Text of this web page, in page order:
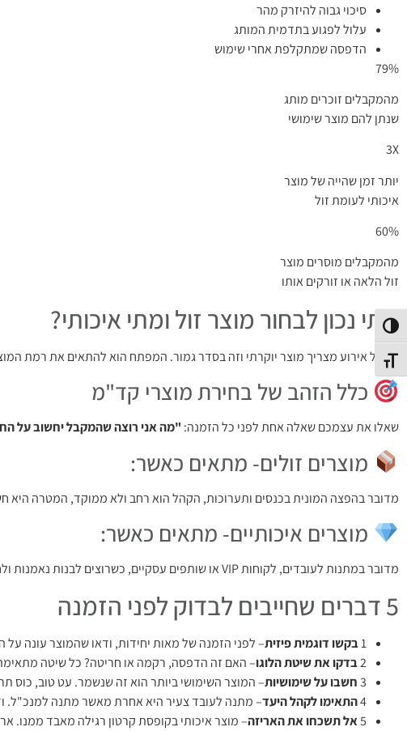
הפעל/כבה ניגודיות גבוהה
מתג גודל גופן
סיכוי גבוה להיזרק מהר
עלול לפגוע בתדמית המותג
הדפסה שמתקלפת אחרי שימוש
79%
מהמקבלים זוכרים מותג
שנתן להם מוצר שימושי
3X
יותר זמן שהייה של מוצר
איכותי לעומת זול
60%
מהמקבלים מוסרים מוצר
זול הלאה או זורקים אותו
מתי נכון לבחור מוצר זול ומתי איכותי?
לא כל אירוע מצריך מוצר יוקרתי וזה בסדר גמור. המפתח הוא להתאים את רמת
כלל הזהב של בחירת מוצרי קד"מ
שאלו את עצמכם שאלה אחת לפני כל הזמנה: "מה אני רוצה שהמקבל יחשוב על
מוצרים זולים- מתאים כאשר:
מדובר בהפצה המונית בכנסים ותערוכות, הקהל הוא רחב ולא ממוקד, המטרה היא
מוצרים איכותיים- מתאים כאשר:
מדובר במתנות לעובדים, לקוחות VIP או שותפים עסקיים, כשרוצים לבנות נאמנות ולחזק קשרים לטווח ארוך, כשמוניטין המותג חשוב, וכשמדובר באירועי חברה וכנסים מקצועיים יוקרתיים.
5 דברים שחייבים לבדוק לפני הזמנה
1בקשו דוגמית פיזית– לפני הזמנה של מאות יחידות, ודאו שהמוצר עונה
2בדקו את שיטת הלוגו– האם זה הדפסה, רקמה או חריטה? כל שיטה
3חשבו על שימושיות– המוצר השימושי ביותר הוא זה שנשמר. עט טוב, כוס
4התאימו לקהל היעד– מתנה לעובד צעיר היא אחרת מאשר מתנה למנכ"ל.
5אל תשכחו את האריזה– מוצר איכותי בקופסת קרטון רגילה מאבד ממנו.